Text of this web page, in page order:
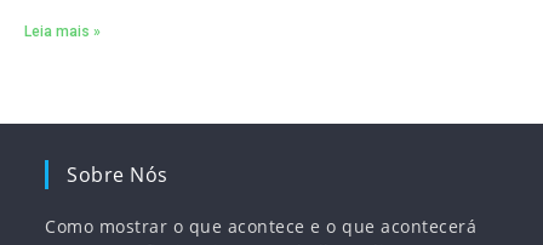
Leia mais »
Sobre Nós
Como mostrar o que acontece e o que acontecerá